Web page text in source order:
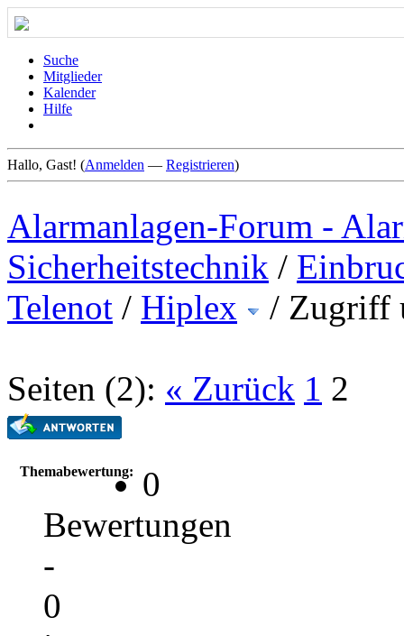
Suche
Mitglieder
Kalender
Hilfe
Hallo, Gast! (Anmelden — Registrieren)
Alarmanlagen-Forum -
Sicherheitstechnik /
Telenot / Hiplex / Zugriff
Seiten (2): « Zurück 1 2
Themabewertung:
0
Bewertungen
-
0